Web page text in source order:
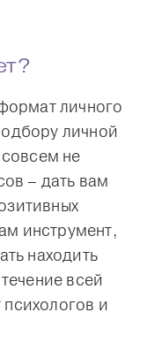
личного
личной
не
– дать вам
инструмент,
находить
всей
и